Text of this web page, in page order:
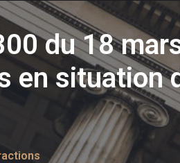
du 18
en situation